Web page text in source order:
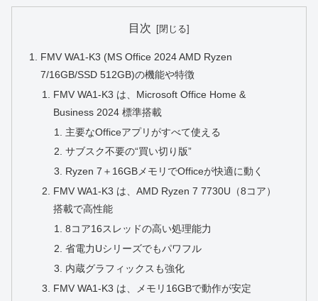
目次
FMV WA1-K3 (MS Office 2024 AMD Ryzen
7/16GB/SSD 512GB)の機能や特徴
FMV WA1‑K3 は、Microsoft Office Home &
Business 2024 標準搭載
主要なOfficeアプリがすべて使える
サブスク不要の“買い切り版”
Ryzen 7＋16GBメモリでOfficeが快適に動く
FMV WA1‑K3 は、AMD Ryzen 7 7730U（8コア）
搭載で高性能
8コア16スレッドの高い処理能力
省電力Uシリーズでもパワフル
内蔵グラフィックスも強化
FMV WA1‑K3 は、メモリ16GBで動作が安定